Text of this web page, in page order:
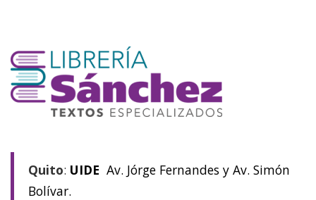
Quito: UIDE Av. Jórge Fernandes y Av. Simón
Bolívar.